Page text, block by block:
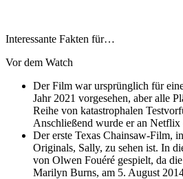
Interessante Fakten für…
Vor dem Watch
Der Film war ursprünglich für
Jahr 2021 vorgesehen, aber alle
Reihe von katastrophalen
Anschließend wurde er an Netflix
Der erste Texas Chainsaw-Film,
Originals, Sally, zu sehen ist. In
von Olwen Fouéré gespielt, da
Marilyn Burns, am 5. August